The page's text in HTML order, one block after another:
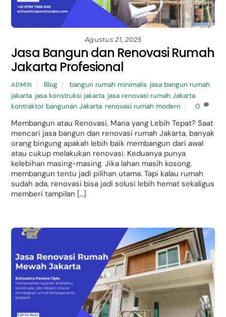
Agustus 21, 2025
Jasa Bangun dan Renovasi Rumah
Jakarta Profesional
ADMIN Blog bangun rumah minimalis jasa bangun rumah
jakarta jasa konstruksi jakarta jasa renovasi rumah Jakarta
kontraktor bangunan Jakarta renovasi rumah modern 0
Membangun atau Renovasi, Mana yang Lebih Tepat? Saat
mencari jasa bangun dan renovasi rumah Jakarta, banyak
orang bingung apakah lebih baik membangun dari awal
atau cukup melakukan renovasi. Keduanya punya
kelebihan masing-masing. Jika lahan masih kosong,
membangun tentu jadi pilihan utama. Tapi kalau rumah
sudah ada, renovasi bisa jadi solusi lebih hemat sekaligus
memberi tampilan […]